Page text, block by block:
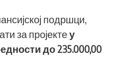
подршци,
за пројектеу
до 235.000,00